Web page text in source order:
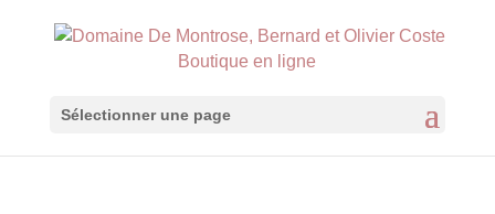
Boutique en ligne
Sélectionner une page